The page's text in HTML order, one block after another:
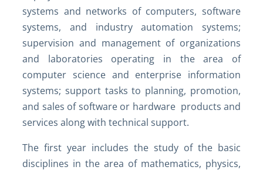
systems and networks of computers, software
systems, and industry automation systems;
supervision and management of organizations
and laboratories operating in the area of
computer science and enterprise information
systems; support tasks to planning, promotion,
and sales of software or hardware products and
services along with technical support.
The first year includes the study of the basic
disciplines in the area of mathematics, physics,